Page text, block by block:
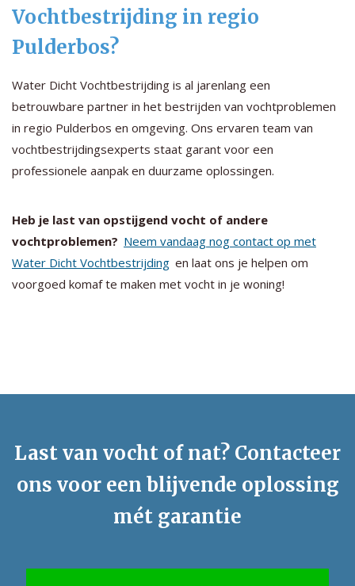
Vochtbestrijding in regio
Pulderbos?
Water Dicht Vochtbestrijding is al jarenlang een
betrouwbare partner in het bestrijden van vochtproblemen
in regio Pulderbos en omgeving. Ons ervaren team van
vochtbestrijdingsexperts staat garant voor een
professionele aanpak en duurzame oplossingen.
Heb je last van opstijgend vocht of andere
vochtproblemen? Neem vandaag nog contact op met
Water Dicht Vochtbestrijding en laat ons je helpen om
voorgoed komaf te maken met vocht in je woning!
Last van vocht of nat? Contacteer
ons voor een blijvende oplossing
mét garantie